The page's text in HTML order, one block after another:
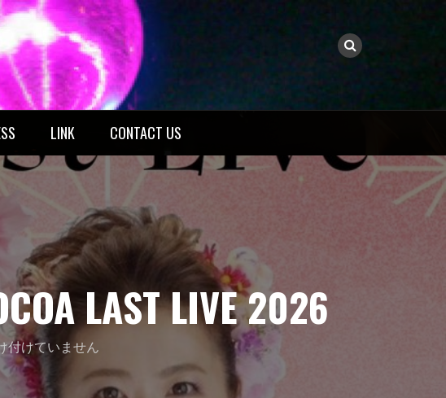
LINK CONTACT US
LAST LIVE 2026
付けていません